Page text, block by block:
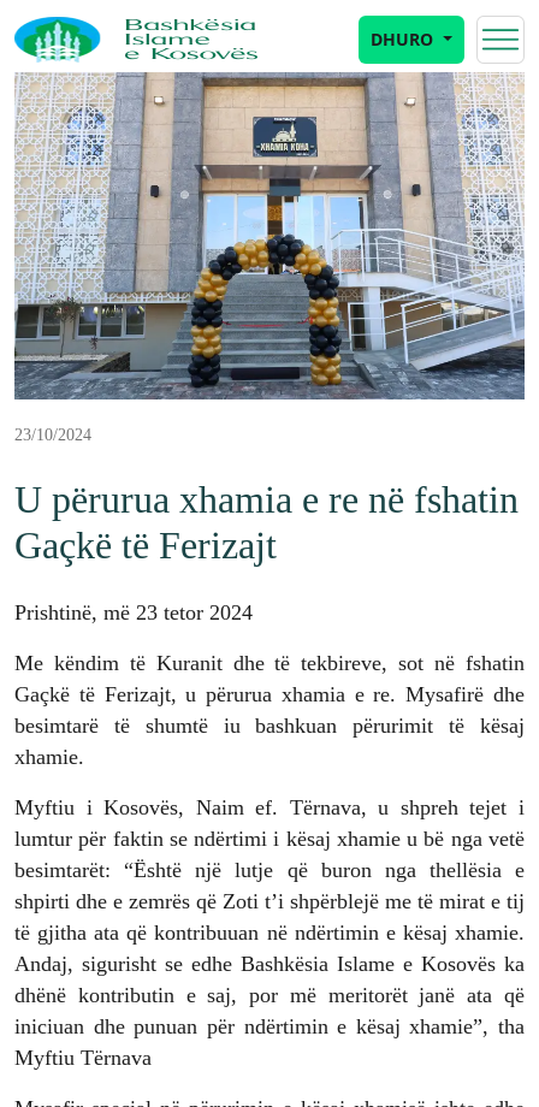
DHURO
23/10/2024
U përurua xhamia e re në fshatin
Gaçkë të Ferizajt
Prishtinë, më 23 tetor 2024
Me këndim të Kuranit dhe të tekbireve, sot në fshatin
Gaçkë të Ferizajt, u përurua xhamia e re. Mysafirë dhe
besimtarë të shumtë iu bashkuan përurimit të kësaj
xhamie.
Myftiu i Kosovës, Naim ef. Tërnava, u shpreh tejet i
lumtur për faktin se ndërtimi i kësaj xhamie u bë nga vetë
besimtarët: “Është një lutje që buron nga thellësia e
shpirti dhe e zemrës që Zoti t’i shpërblejë me të mirat e tij
të gjitha ata që kontribuuan në ndërtimin e kësaj xhamie.
Andaj, sigurisht se edhe Bashkësia Islame e Kosovës ka
dhënë kontributin e saj, por më meritorët janë ata që
iniciuan dhe punuan për ndërtimin e kësaj xhamie”, tha
Myftiu Tërnava